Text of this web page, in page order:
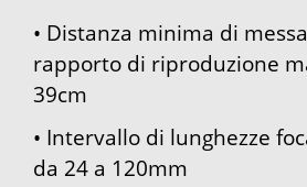
• Distanza minima di
rapporto di riproduzione
39cm
• Intervallo di lunghezze
da 24 a 120mm